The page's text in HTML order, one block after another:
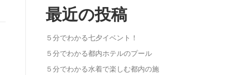
最近の投稿
５分でわかる七夕イベント！
５分でわかる都内ホテルのプール
５分でわかる水着で楽しむ都内の施